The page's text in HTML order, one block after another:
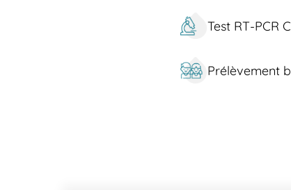
Boileau et le quartier historique de La
comme ceux d'Agel et Beauséjour, participent
Test RT-PCR
Prélèvement